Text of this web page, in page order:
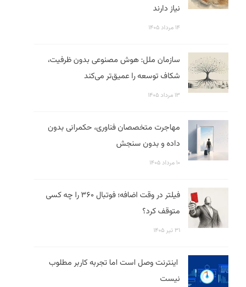
نیاز دارند
۱۴ مرداد ۱۴۰۵
سازمان ملل: هوش مصنوعی بدون ظرفیت،
شکاف توسعه را عمیق‌تر می‌کند
۱۳ مرداد ۱۴۰۵
مهاجرت متخصصان فناوری، حکمرانی بدون
داده و بدون سنجش
۱۰ مرداد ۱۴۰۵
فیلتر در وقت اضافه؛ فوتبال ۳۶۰ را چه کسی
متوقف کرد؟
۳۱ تیر ۱۴۰۵
اینترنت وصل است اما تجربه کاربر مطلوب
نیست